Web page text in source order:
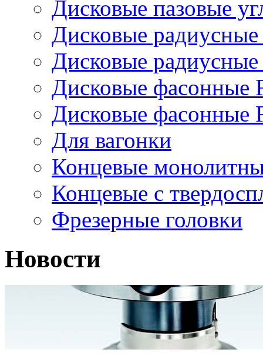
Дисковые пазовые
Дисковые
Дисковые
Дисковые фасонные
Дисковые фасонные
Для вагонки
Концевые
Концевые с
Фрезерные головки
Новости